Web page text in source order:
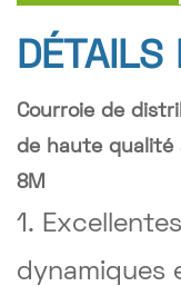
DÉTAILS
Courroie de
de haute qualité
8M
1.
dynamiques